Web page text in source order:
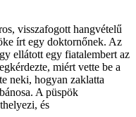
visszafogott hangvételű
írt egy doktornőnek. Az
ellátott egy fiatalembert az
miért vette be a
neki, hogyan zaklatta
A püspök
és